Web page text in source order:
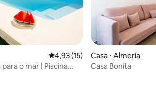
5, 22 avaliações4,93 de uma avaliação média
4,93 (15)
o mar | Piscina
Casa ⋅ Almería
Casa Bonita